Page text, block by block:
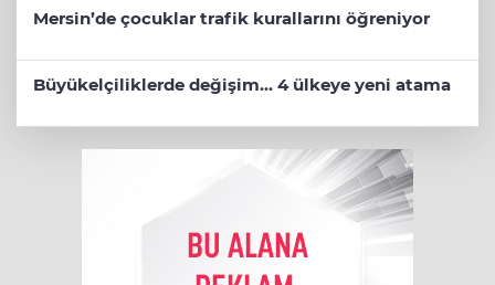
Mersin’de çocuklar trafik kurallarını öğreniyor
Büyükelçiliklerde değişim... 4 ülkeye yeni atama